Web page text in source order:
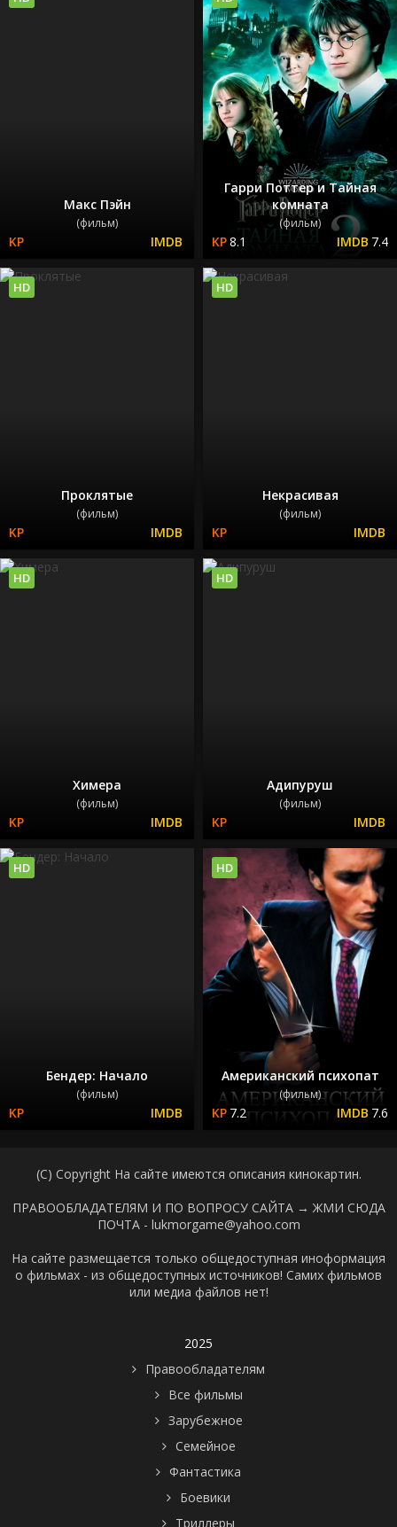
Макс Пэйн
(фильм)
Гарри Поттер и Тайная
комната
(фильм)
8.1 7.4
Проклятые
(фильм)
HD
Некрасивая
(фильм)
HD
Химера
(фильм)
HD
Адипуруш
(фильм)
HD
Бендер: Начало
(фильм)
HD
Американский психопат
(фильм)
7.2 7.6
HD
(C) Copyright На сайте имеются описания кинокартин.
ПРАВООБЛАДАТЕЛЯМ И ПО ВОПРОСУ САЙТА → ЖМИ СЮДА
ПОЧТА - lukmorgame@yahoo.com
На сайте размещается только общедоступная иноформация
о фильмах - из общедоступных источников! Самих фильмов
или медиа файлов нет!
2025
Правообладателям
Все фильмы
Зарубежное
Семейное
Фантастика
Боевики
Триллеры